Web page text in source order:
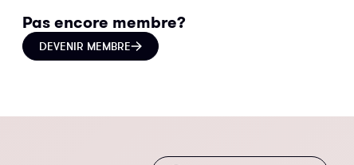
Pas encore membre?
DEVENIR MEMBRE